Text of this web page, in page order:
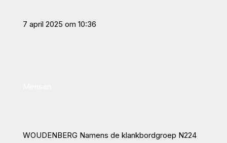
7 april 2025 om 10:36
WOUDENBERG Namens de klankbordgroep N224